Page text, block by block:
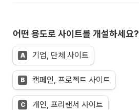
어떤 용도로 사이트를 개설하세요?
A 기업, 단체 사이트
B 캠페인, 프로젝트 사이트
C 개인, 프리랜서 사이트